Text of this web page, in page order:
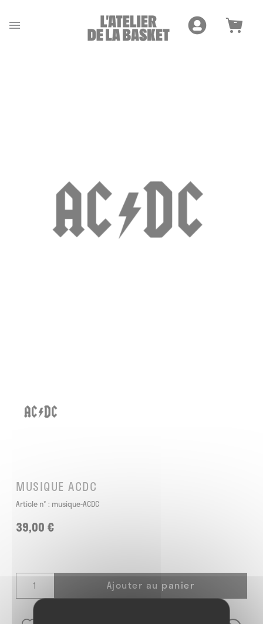

MUSIQUE ACDC
Article n° : musique-ACDC
39,00 €
Ajouter au panier